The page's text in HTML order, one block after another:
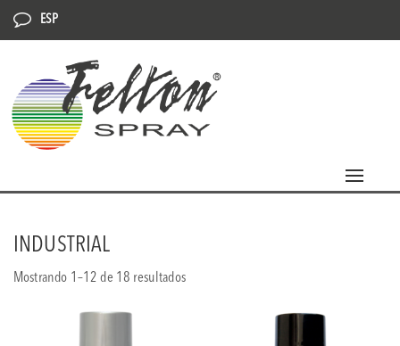
ESP
Toggle
INDUSTRIAL
Mostrando 1–12 de 18 resultados